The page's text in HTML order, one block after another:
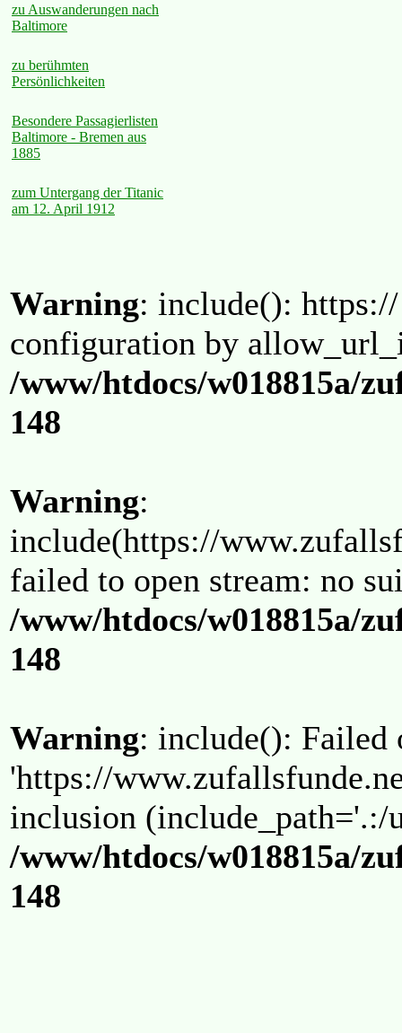
zu Auswanderungen nach
Baltimore
zu berühmten
Persönlichkeiten
Besondere Passagierlisten
Baltimore - Bremen aus
1885
zum Untergang der Titanic
am 12. April 1912
Warning: include():
configuration by
/www/htdocs/w018815a/
148
Warning:
include(https://
failed to open stream: no
/www/htdocs/w018815a/
148
Warning: include(): Failed
'https://
inclusion (include_path='.:/
/www/htdocs/w018815a/
148